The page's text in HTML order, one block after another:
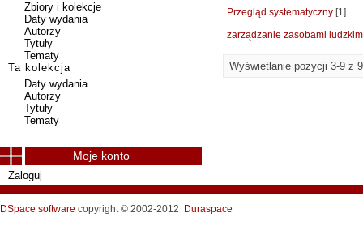
Przegląd systematyczny [1]
zarządzanie zasobami
Wyświetlanie pozycji 3-9 z 9
Zbiory i kolekcje
Daty wydania
Autorzy
Tytuły
Tematy
Ta kolekcja
Daty wydania
Autorzy
Tytuły
Tematy
Moje konto
Zaloguj
DSpace software copyright © 2002-2012 Duraspace